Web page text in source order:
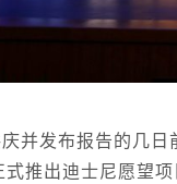
并发布报告的几
推出迪士尼愿望